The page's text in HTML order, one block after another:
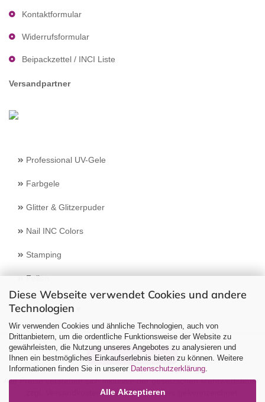
Diese Webseite verwendet Cookies und andere
Technologien
Wir verwenden Cookies und ähnliche Technologien, auch von
Drittanbietern, um die ordentliche Funktionsweise der Website zu
gewährleisten, die Nutzung unseres Angebotes zu analysieren und
Ihnen ein bestmögliches Einkaufserlebnis bieten zu können. Weitere
Informationen finden Sie in unserer Datenschutzerklärung
Alle Akzeptieren
Kontaktformular
Widerrufsformular
Beipackzettel / INCI Liste
Versandpartner
Professional UV-Gele
Farbgele
Glitter & Glitzerpuder
Nail INC Colors
Stamping
Feilen
Select Language
Vertrag widerrufen
Alle Preise verstehen sich inklusive der gesetzlichen Mehrwertsteuer,
Versandkostensoweit nicht anders gekennzeichnet.